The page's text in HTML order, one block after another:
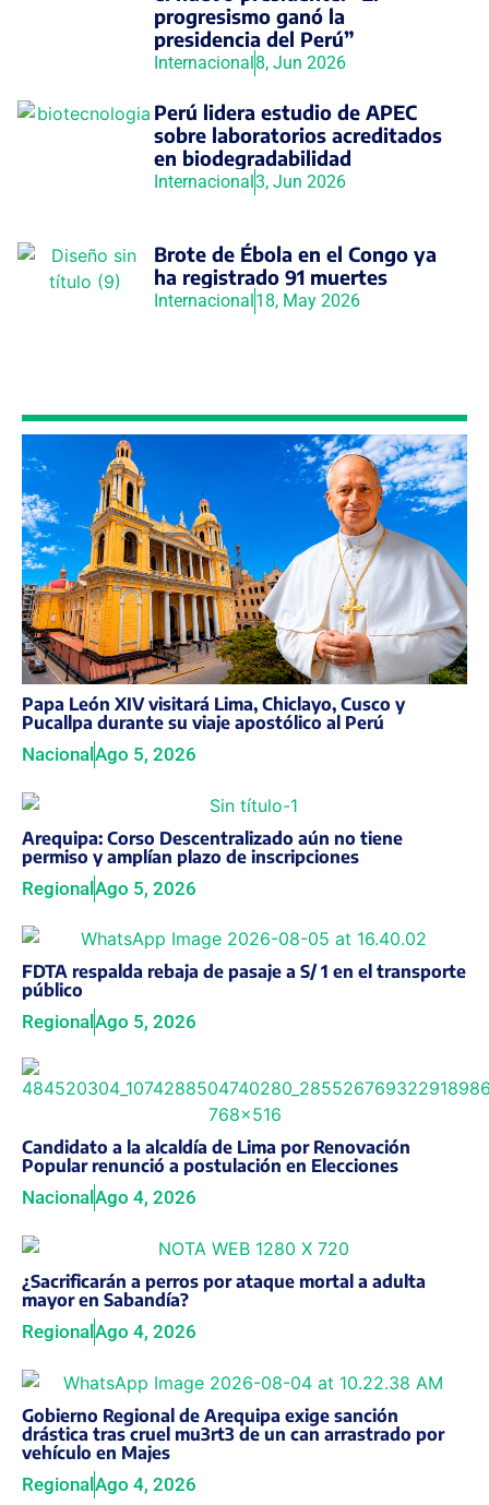
progresismo ganó la
presidencia del Perú”
Internacional8, Jun 2026
Perú lidera estudio de APEC
sobre laboratorios acreditados
en biodegradabilidad
Internacional3, Jun 2026
Brote de Ébola en el Congo ya
ha registrado 91 muertes
Internacional18, May 2026
Papa León XIV visitará Lima, Chiclayo, Cusco y
Pucallpa durante su viaje apostólico al Perú
Nacional Ago 5, 2026
Arequipa: Corso Descentralizado aún no tiene
permiso y amplían plazo de inscripciones
RegionalAgo 5, 2026
FDTA respalda rebaja de pasaje a S/ 1 en el transporte
público
Regional Ago 5, 2026
Candidato a la alcaldía de Lima por Renovación
Popular renunció a postulación en Elecciones
Nacional Ago 4, 2026
¿Sacrificarán a perros por ataque mortal a adulta
mayor en Sabandía?
Regional Ago 4, 2026
Gobierno Regional de Arequipa exige sanción
drástica tras cruel mu3rt3 de un can arrastrado por
vehículo en Majes
RegionalAgo 4, 2026